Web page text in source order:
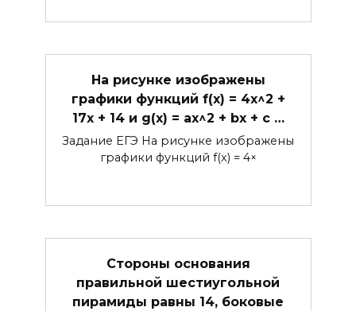
На рисунке изображены
графики функций f(x) = 4x^2 +
17x + 14 и g(x) = ax^2 + bx + c …
Задание ЕГЭ На рисунке изображены
графики функций f(x) = 4×
Стороны основания
правильной шестиугольной
пирамиды равны 14, боковые